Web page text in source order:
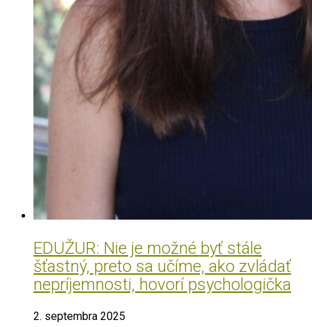
EDUŽUR: Nie je možné byť stále
šťastný, preto sa učíme, ako zvládať
nepríjemnosti, hovorí psychologička
2. septembra 2025